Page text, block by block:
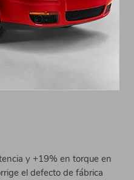
y +19% en torque en
el defecto de fábrica